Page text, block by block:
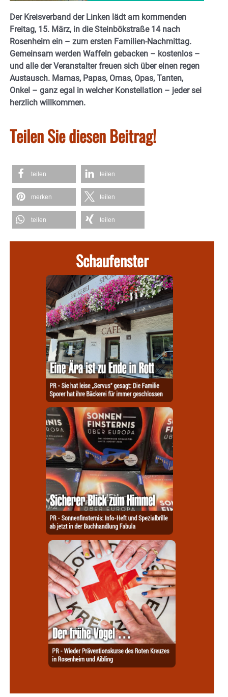
Der Kreisverband der Linken lädt am kommenden
Freitag, 15. März, in die Steinbökstraße 14 nach
Rosenheim ein – zum ersten Familien-Nachmittag.
Gemeinsam werden Waffeln gebacken – kostenlos –
und alle der Veranstalter freuen sich über einen regen
Austausch. Mamas, Papas, Omas, Opas, Tanten,
Onkel – ganz egal in welcher Konstellation – jeder sei
herzlich willkommen.
Teilen Sie diesen Beitrag!
teilen teilen
merken teilen
teilen teilen
Schaufenster